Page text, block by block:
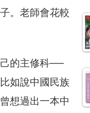
。老師會花較
的主修科──
如說中國民族
想過出一本中